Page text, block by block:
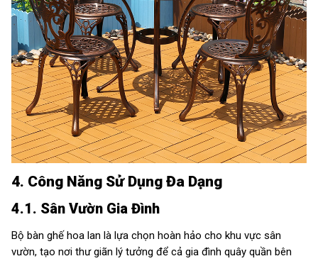
4. Công Năng Sử Dụng Đa Dạng
4.1. Sân Vườn Gia Đình
Bộ bàn ghế hoa lan là lựa chọn hoàn hảo cho khu vực sân
vườn, tạo nơi thư giãn lý tưởng để cả gia đình quây quần bên